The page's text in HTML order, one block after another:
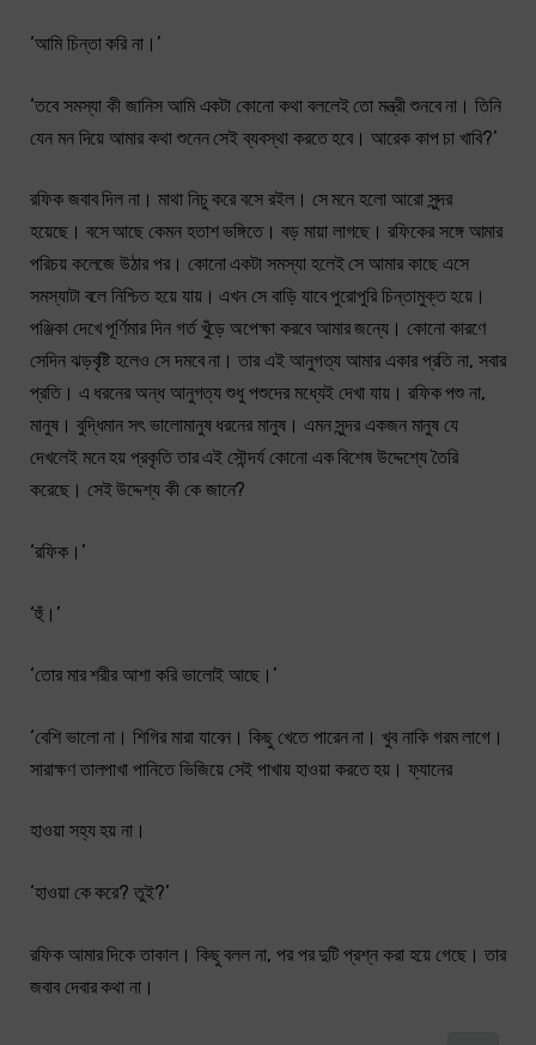
‘আমি চিন্তা করি না।’
‘তবে সমস্যা কী জানিস আমি একটা কোনো কথা বললেই তো মন্ত্রী শুনবে না। তিনি
যেন মন দিয়ে আমার কথা শুনেন সেই ব্যবস্থা করতে হবে। আরেক কাপ চা খাবি?’
রফিক জবাব দিল না। মাথা নিচু করে বসে রইল। সে মনে হলো আরো সুন্দর
হয়েছে। বসে আছে কেমন হতাশ ভঙ্গিতে। বড় মায়া লাগছে। রফিকের সঙ্গে আমার
পরিচয় কলেজে উঠার পর। কোনো একটা সমস্যা হলেই সে আমার কাছে এসে
সমস্যাটা বলে নিশ্চিত হয়ে যায়। এখন সে বাড়ি যাবে পুরোপুরি চিন্তামুক্ত হয়ে।
পঞ্জিকা দেখে পূর্ণিমার দিন গর্ত খুঁড়ে অপেক্ষা করবে আমার জন্যে। কোনো কারণে
সেদিন ঝড়বৃষ্টি হলেও সে দমবে না। তার এই আনুগত্য আমার একার প্রতি না, সবার
প্রতি। এ ধরনের অন্ধ আনুগত্য শুধু পশুদের মধ্যেই দেখা যায়। রফিক পশু না,
মানুষ। বুদ্ধিমান সৎ ভালোমানুষ ধরনের মানুষ। এমন সুন্দর একজন মানুষ যে
দেখলেই মনে হয় প্রকৃতি তার এই সৌন্দর্য কোনো এক বিশেষ উদ্দেশ্যে তৈরি
করেছে। সেই উদ্দেশ্য কী কে জানে?
‘রফিক।’
‘হুঁ।’
‘তোর মার শরীর আশা করি ভালোই আছে।’
‘বেশি ভালো না। শিগির মারা যাবেন। কিছু খেতে পারেন না। খুব নাকি গরম লাগে।
সারাক্ষণ তালপাখা পানিতে ভিজিয়ে সেই পাখায় হাওয়া করতে হয়। ফ্যানের
হাওয়া সহ্য হয় না।
‘হাওয়া কে করে? তুই?’
রফিক আমার দিকে তাকাল। কিছু বলল না, পর পর দুটি প্রশ্ন করা হয়ে গেছে। তার
জবাব দেবার কথা না।